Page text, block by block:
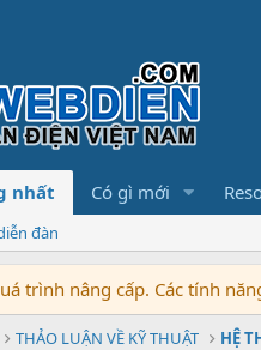
nhất Có gì mới
đàn
trình nâng cấp. Các tính
THẢO LUẬN VỀ KỸ THUẬT HỆ